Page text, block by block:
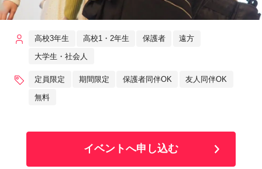
高校3年生 高校1・2年生 保護者 遠方
大学生・社会人
定員限定 期間限定 保護者同伴OK 友人同伴OK
無料
イベントへ申し込む